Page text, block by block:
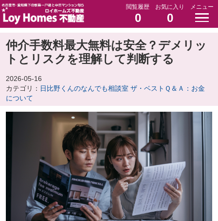
閲覧履歴
0
お気に入り
0
メニュー
仲介手数料最大無料は安全？デメリッ
トとリスクを理解して判断する
2026-05-16
カテゴリ： 日比野くんのなんでも相談室 ザ・ベストＱ＆Ａ：お金
について